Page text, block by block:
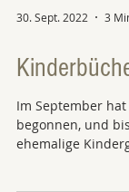
30. Sept. 2022 3
Im September
begonnen, und
ehemalige